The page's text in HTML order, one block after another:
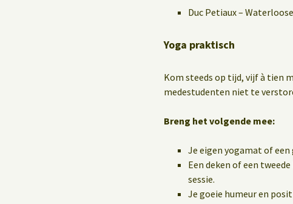
Duc Petiaux –
Yoga praktisch
Kom steeds op tijd, vijf à tien
medestudenten niet te
Breng het volgende mee:
Je eigen yogamat of
Een deken of een
sessie.
Je goeie humeur en